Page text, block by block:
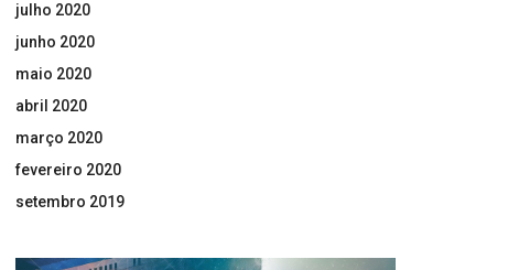
julho 2020
junho 2020
maio 2020
abril 2020
março 2020
fevereiro 2020
setembro 2019